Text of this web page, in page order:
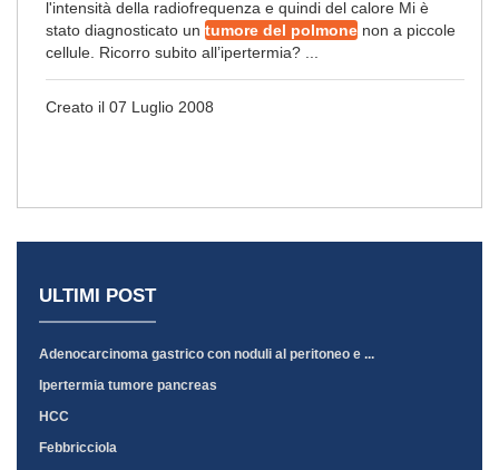
l'intensità della radiofrequenza e quindi del calore Mi è
stato diagnosticato un tumore del polmone non a piccole
cellule. Ricorro subito all’ipertermia? ...
Creato il 07 Luglio 2008
ULTIMI POST
Adenocarcinoma gastrico con noduli al peritoneo e ...
Ipertermia tumore pancreas
HCC
Febbricciola